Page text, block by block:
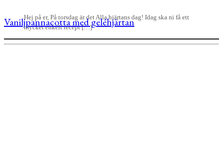
Hej på er, På torsdag är det Alla hjärtans dag! Idag ska ni få ett
mycket enkelt recept […]
Vaniljpannacotta med geléhjärtan